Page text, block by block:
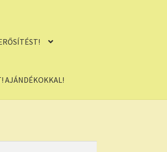
AJÁNDÉKOKKAL!